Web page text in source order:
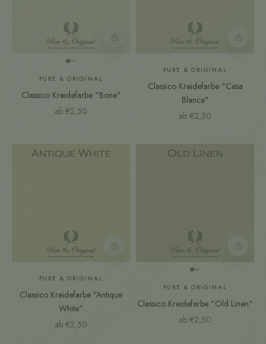
PURE & ORIGINAL
Classico Kreidefarbe "Bone"
Angebot
ab €2,50
PURE & ORIGINAL
Classico Kreidefarbe "Casa
Blanca"
Angebot
ab €2,50
PURE & ORIGINAL
Classico Kreidefarbe "Antique
White"
Angebot
ab €2,50
PURE & ORIGINAL
Classico Kreidefarbe "Old Linen"
Angebot
ab €2,50